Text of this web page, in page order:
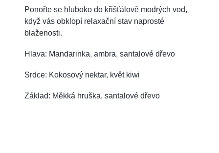
Ponořte se hluboko do křišťálově modrých vod,
když vás obklopí relaxační stav naprosté
blaženosti.
Hlava: Mandarinka, ambra, santalové dřevo
Srdce: Kokosový nektar, květ kiwi
Základ: Měkká hruška, santalové dřevo